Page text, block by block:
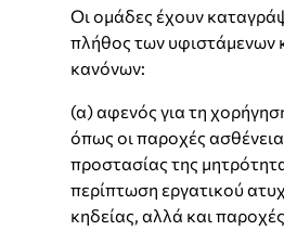
Οι ομάδες έχουν
πλήθος των υφιστάμενων
κανόνων:
(α) αφενός για τη
όπως οι παροχές
προστασίας της
περίπτωση εργατικού
κηδείας, αλλά και